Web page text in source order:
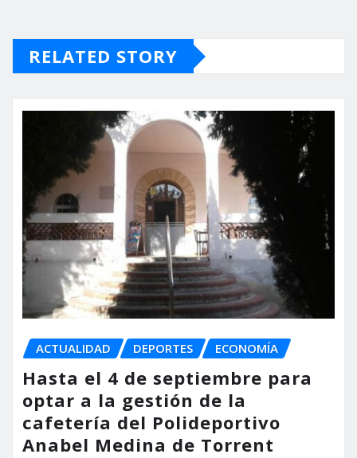
RELATED STORY
ACTUALIDAD DEPORTES ECONOMÍA
Hasta el 4 de septiembre para
optar a la gestión de la
cafetería del Polideportivo
Anabel Medina de Torrent